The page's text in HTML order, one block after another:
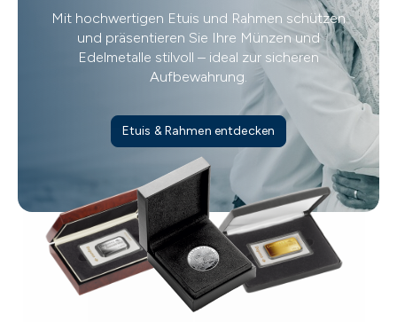
Mit hochwertigen Etuis und Rahmen schützen
und präsentieren Sie Ihre Münzen und
Edelmetalle stilvoll – ideal zur sicheren
Aufbewahrung.
Etuis & Rahmen entdecken